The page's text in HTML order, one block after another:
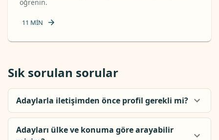
öğrenin.
11 MIN
Sık sorulan sorular
Adaylarla iletişimden önce profil gerekli mi?
Adayları ülke ve konuma göre arayabilir